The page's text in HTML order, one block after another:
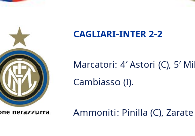
CAGLIARI-INTER 2-2
Marcatori: 4′ Astori (C), 5′
Cambiasso (I).
Ammoniti: Pinilla (C), Zarate